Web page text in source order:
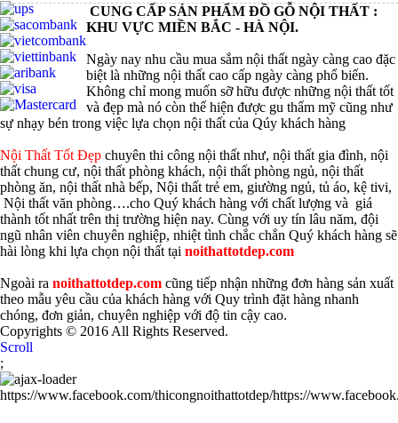
CUNG CẤP SẢN PHẨM ĐỒ GỖ NỘI THẤT :
KHU VỰC MIỀN BẮC - HÀ NỘI.
Ngày nay nhu cầu mua sắm nội thất ngày càng cao đặc
biệt là những nội thất cao cấp ngày càng phổ biến.
Không chỉ mong muốn sỡ hữu được những nội thất tốt
và đẹp mà nó còn thể hiện được gu thẩm mỹ cũng như
sự nhạy bén trong việc lựa chọn nội thất của Qúy khách hàng
Nội Thất Tốt Đẹp chuyên thi công nội thất như, nội thất gia đình, nội
thất chung cư, nội thất phòng khách, nội thất phòng ngủ, nội thất
phòng ăn, nội thất nhà bếp, Nội thất trẻ em, giường ngủ, tủ áo, kệ tivi,
Nội thất văn phòng….cho Quý khách hàng với chất lượng và giá
thành tốt nhất trên thị trường hiện nay. Cùng với uy tín lâu năm, đội
ngũ nhân viên chuyên nghiệp, nhiệt tình chắc chắn Quý khách hàng sẽ
hài lòng khi lựa chọn nội thất tại noithattotdep.com
Ngoài ra noithattotdep.com cũng tiếp nhận những đơn hàng sản xuất
theo mẫu yêu cầu của khách hàng với Quy trình đặt hàng nhanh
chóng, đơn giản, chuyên nghiệp với độ tin cậy cao.
Copyrights © 2016 All Rights Reserved.
Scroll
;
https://www.facebook.com/thicongnoithattotdep/https://